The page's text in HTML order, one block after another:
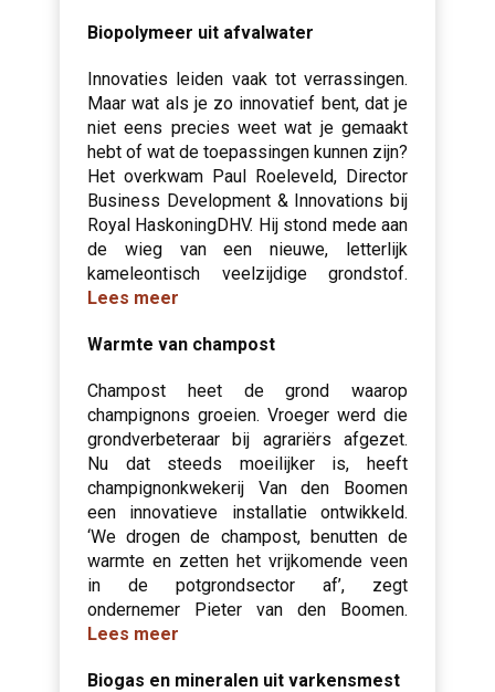
Biopolymeer uit afvalwater
Innovaties leiden vaak tot verrassingen.
Maar wat als je zo innovatief bent, dat je
niet eens precies weet wat je gemaakt
hebt of wat de toepassingen kunnen zijn?
Het overkwam Paul Roeleveld, Director
Business Development & Innovations bij
Royal HaskoningDHV. Hij stond mede aan
de wieg van een nieuwe, letterlijk
kameleontisch veelzijdige grondstof.
Lees meer
Warmte van champost
Champost heet de grond waarop
champignons groeien. Vroeger werd die
grondverbeteraar bij agrariërs afgezet.
Nu dat steeds moeilijker is, heeft
champignonkwekerij Van den Boomen
een innovatieve installatie ontwikkeld.
‘We drogen de champost, benutten de
warmte en zetten het vrijkomende veen
in de potgrondsector af’, zegt
ondernemer Pieter van den Boomen.
Lees meer
Biogas en mineralen uit varkensmest